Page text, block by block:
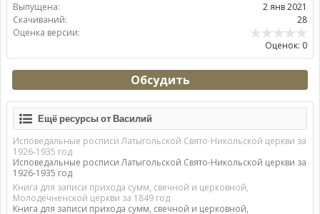
Выпущена:
2 янв 2021
Скачиваний:
28
Оценка версии:
Оценок: 0
Обсудить
Ещё ресурсы от Василий
Исповедальные росписи Латыгольской Свято-Никольской церкви за
1926-1935 год
Исповедальные росписи Латыгольской Свято-Никольской церкви за
1926-1935 год
Книга для записи прихода сумм, свечной и церковной,
Молодечненской церкви за 1849 год
Книга для записи прихода сумм, свечной и церковной,